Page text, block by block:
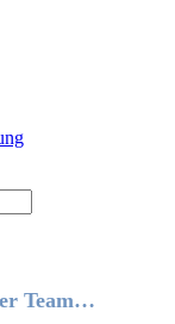
Team…